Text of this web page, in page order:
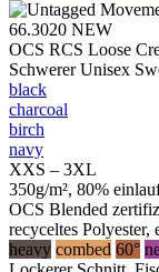
66.3020 NEW
OCS RCS Loose
Schwerer Unisex
black
charcoal
birch
navy
XXS – 3XL
350g/m², 80%
OCS Blended
recyceltes Polyester,
heavy combed 60°